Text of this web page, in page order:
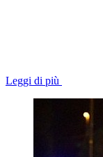
Leggi di più